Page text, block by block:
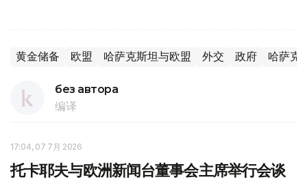
黄金储备 欧盟 哈萨克斯坦与欧盟 外交 政府 哈萨克
без автора
编译
17:04, 07 7月 2026
托卡耶夫与欧洲新闻台董事会主席举行会谈